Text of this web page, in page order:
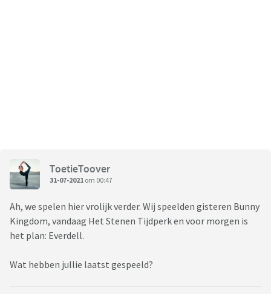
ToetieToover
31-07-2021 om 00:47
Ah, we spelen hier vrolijk verder. Wij speelden gisteren Bunny
Kingdom, vandaag Het Stenen Tijdperk en voor morgen is
het plan: Everdell.
Wat hebben jullie laatst gespeeld?